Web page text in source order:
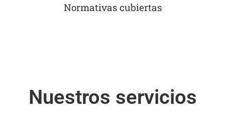
Normativas cubiertas
Nuestros servicios